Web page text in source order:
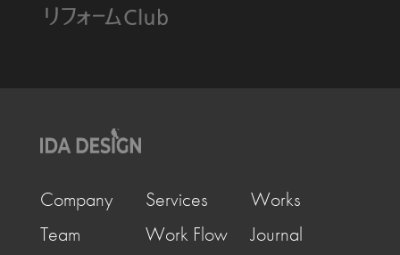
Company Services
Works
Team
Work Flow
Journal